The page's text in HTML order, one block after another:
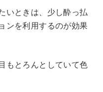
いときは、少し酔っ払
ンを利用するのが効果
もとろんとしていて色